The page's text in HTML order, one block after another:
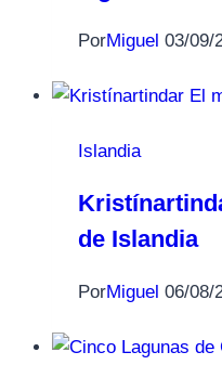
PorMiguel 03/09/
Islandia
de Islandia
PorMiguel 06/08/